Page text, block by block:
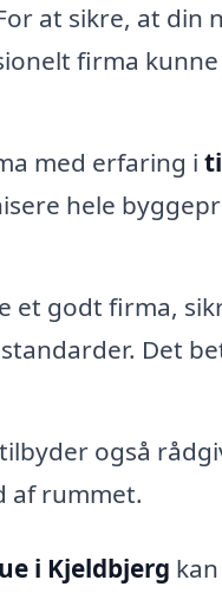
at sikre, at din
firma
med erfaring i
hele
et godt firma,
Det
også
af rummet.
i Kjeldbjerg